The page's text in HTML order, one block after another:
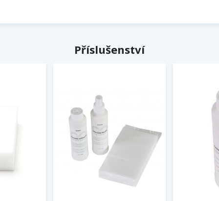
Příslušenství